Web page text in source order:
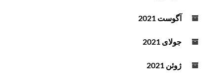
آگوست 2021
جولای 2021
ژوئن 2021